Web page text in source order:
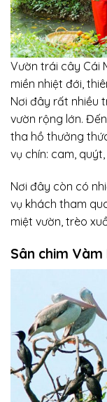
Vườn trái cây Cái
miền nhiệt đới,
Nơi đây rất nhiều
vườn rộng lớn.
tha hồ thưởng
vụ chín: cam,
Nơi đây còn có
vụ khách tham
miệt vườn, trèo
Sân chim Vàm